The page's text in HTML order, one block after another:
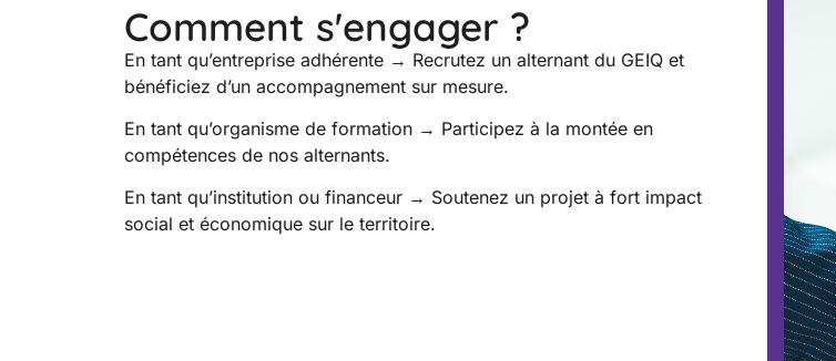
Comment s'engager ?
En tant qu’entreprise adhérente → Recrutez un alternant du GEIQ et
bénéficiez d’un accompagnement sur mesure.
En tant qu’organisme de formation → Participez à la montée en
compétences de nos alternants.
En tant qu’institution ou financeur → Soutenez un projet à fort impact
social et économique sur le territoire.